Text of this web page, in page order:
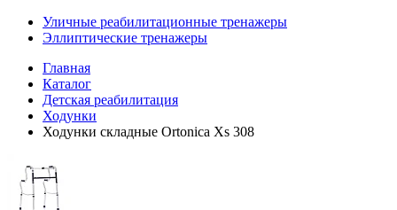
Уличные реабилитационные тренажеры
Эллиптические тренажеры
Главная
Каталог
Детская реабилитация
Ходунки
Ходунки складные Ortonica Xs 308